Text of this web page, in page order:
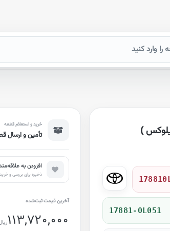
)
17881-0L051
خرید و استعلام قطعه
تأمین و ارسال
افزودن به
ذخیره برای بررسی و
آخرین قیمت ثبت‌شده
113,720,000